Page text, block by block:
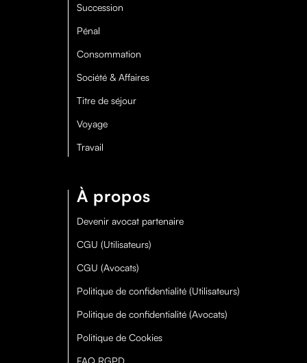
Succession
Pénal
Consommation
Société & Affaires
Titre de séjour
Voyage
Travail
À propos
Devenir avocat partenaire
CGU (Utilisateurs)
CGU (Avocats)
Politique de confidentialité (Utilisateurs)
Politique de confidentialité (Avocats)
Politique de Cookies
FAQ RGPD